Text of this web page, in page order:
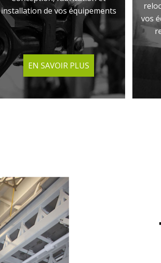
installation de vos équipements
EN SAVOIR PLUS
EN SAVOIR PLUS
vos